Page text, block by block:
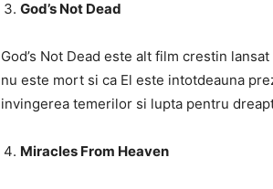
God’s Not Dead
God’s Not Dead este alt film crestin
nu este mort si ca El este intotdeauna
invingerea temerilor si lupta pentru
Miracles From Heaven